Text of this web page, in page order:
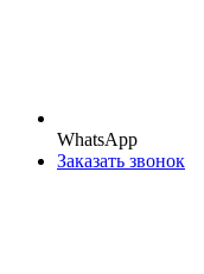
WhatsApp
Заказать звонок